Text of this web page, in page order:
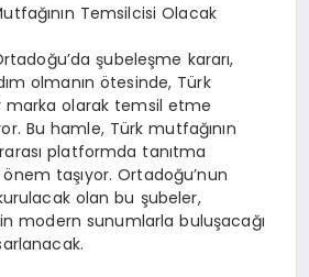
Temsilcisi Olacak
şubeleşme kararı,
olmanın ötesinde, Türk
marka olarak temsil etme
Bu hamle, Türk mutfağının
platformda tanıtma
taşıyor. Ortadoğu’nun
olan bu şubeler,
modern sunumlarla buluşacağı